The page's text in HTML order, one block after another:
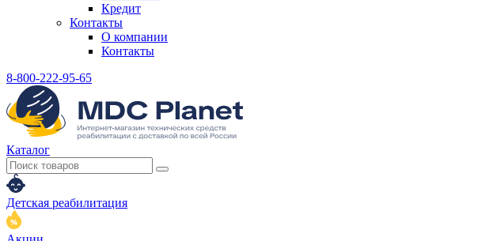
Кредит
Контакты
О компании
Контакты
8-800-222-95-65
Каталог
Детская реабилитация